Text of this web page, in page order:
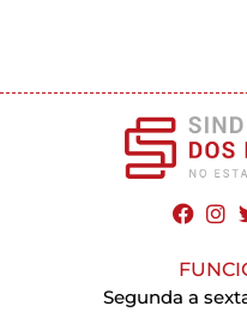
Segunda a